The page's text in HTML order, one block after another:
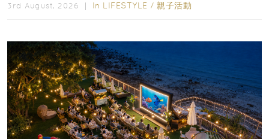
3rd August, 2026 ｜ In LIFESTYLE / 親子活動